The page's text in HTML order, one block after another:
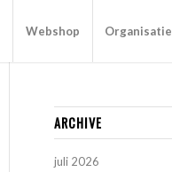
Webshop Organisatie
ARCHIVE
juli 2026